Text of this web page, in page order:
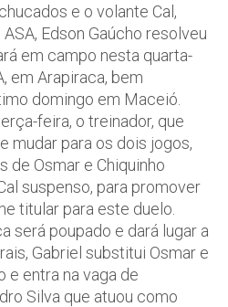
e o volante Cal,
Edson Gaúcho resolveu
em campo nesta quarta-
em Arapiraca, bem
domingo em Maceió.
feira, o treinador, que
mudar para os dois jogos,
de Osmar e Chiquinho
suspenso, para promover
titular para este duelo.
será poupado e dará lugar a
Gabriel substitui Osmar e
e entra na vaga de
Silva que atuou como